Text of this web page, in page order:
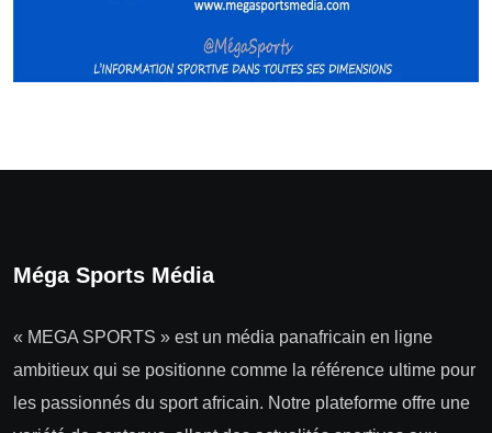
Méga Sports Média
« MEGA SPORTS » est un média panafricain en ligne
ambitieux qui se positionne comme la référence ultime pour
les passionnés du sport africain. Notre plateforme offre une